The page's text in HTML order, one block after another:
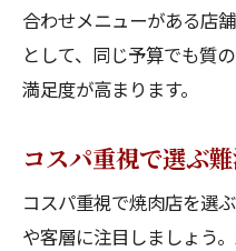
合わせメニューがある店
として、同じ予算でも質
満足度が高まります。
コスパ重視で選ぶ
コスパ重視で焼肉店を選
や客層に注目しましょう